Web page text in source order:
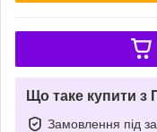
Що таке купити з
Замовлення під